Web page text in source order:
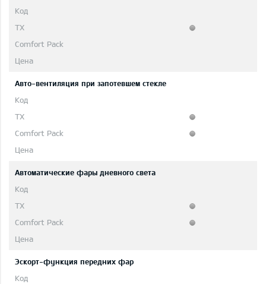
Авто-вентиляция при запотевшем стекле
Автоматические фары дневного света
Эскорт-функция передних фар